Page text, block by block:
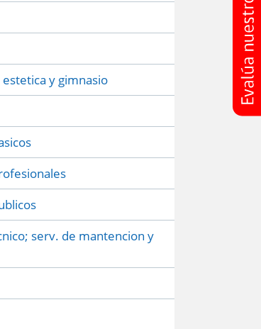
y gimnasio
serv. de mantencion y